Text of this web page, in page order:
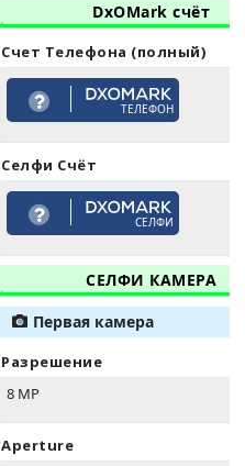
DxOMark счёт
Счет Телефона (полный)
ТЕЛЕФОН
Селфи Счёт
СЕЛФИ
СЕЛФИ КАМЕРА
Первая камера
Разрешение
8 MP
Aperture